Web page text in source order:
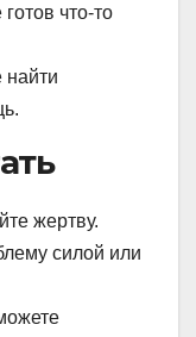
что-то
найти
жертву.
силой или